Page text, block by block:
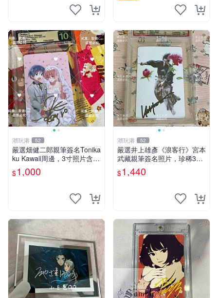
潮玩港 52
嚴選畑健二郎親筆簽名Tonika
ku Kawaii周邊，3寸照片含原
裝卡匣。收藏家直供，保真可
靠。 Tonikaku Kawaii 畑健二
$1,000
潮玩港 52
嚴選井上雄彥《浪客行》宮本
武藏親筆簽名照片，珍稀3英
寸國外直帶原圖實物 浪客行
紙質 簽名 宮本武藏
$1,440